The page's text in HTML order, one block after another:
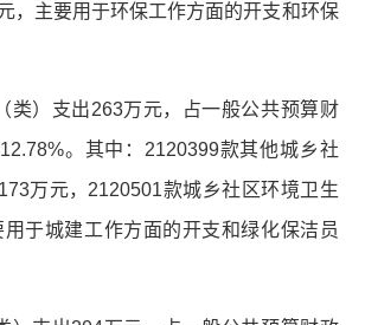
，主要用于环保工作方面的开支和环保
类）支出263万元，占一般公共预算财
。其中：2120399款其他城乡社
万元，2120501款城乡社区环境卫生
于城建工作方面的开支和绿化保洁员